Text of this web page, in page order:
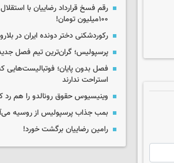
رقم فسخ قرارداد رضاییان با
۱۰۰میلیون تومان!
رکوردشکنی دختر دونده ایران در
پرسپولیس؛ گران‌ترین تیم فصل
فصل بدون پایان؛
استراحت ندارند
وینیسیوس حقوق رونالدو را هم رد
بمب جذاب پرسپولیس از روسیه
رامین رضاییان برگشت خورد!